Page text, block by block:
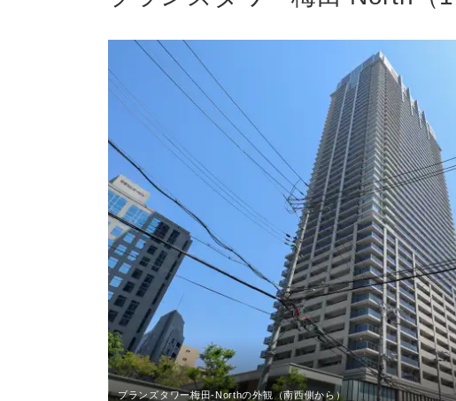
営業所をさがす
スタッフをさが
学校区からさがす
特徴からさがす
投資用物件をさ
新着物件をさが
価格変更物件を
設備からさがす
シンプル検索
AIでさがす
住まいの魅力を
チームで売却を
建物の検査と保
中古×リフォームとは 工事の様子を共
安心の自社施工
伊丹市
西宮市
芦屋市
川西市
川辺郡猪名川町
神戸市東灘区
神戸市灘区
岡本営業所
塚口営業所
伊丹営業所
川西営業所
ウィルフィナン
ョンズのスタッフ
トップメッセージ
歴史・沿革
開発分譲実績
本社へのアクセス
採用情報
CSR活動
ウィルのストーリー
会社への問合せ
不動産流通事業
リフォーム・リ
開発分譲事業
ファイナンシャ
家具事業
賃貸事業
広告代理・クリ
コンサルティン
デジタルマーケ
ブランズタワー梅田-Northの外観（南西側から）